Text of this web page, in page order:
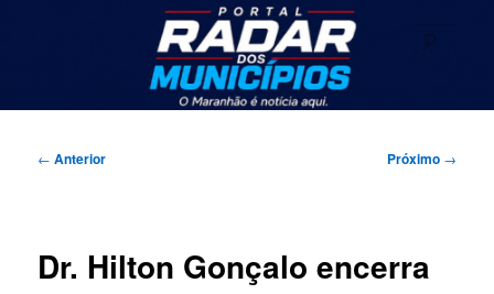
Radar dos Municípios
Seu portal de noticias
Navegação
← Anterior Próximo →
Dr. Hilton Gonçalo encerra